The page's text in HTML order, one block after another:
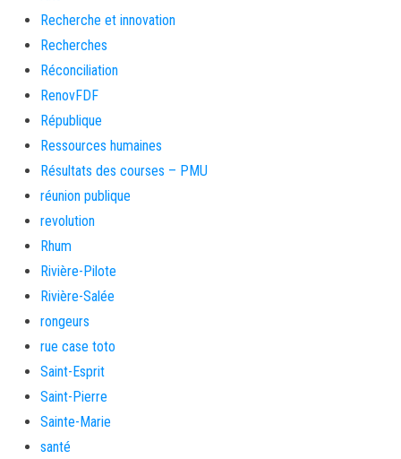
Recherche et innovation
Recherches
Réconciliation
RenovFDF
République
Ressources humaines
Résultats des courses – PMU
réunion publique
revolution
Rhum
Rivière-Pilote
Rivière-Salée
rongeurs
rue case toto
Saint-Esprit
Saint-Pierre
Sainte-Marie
santé